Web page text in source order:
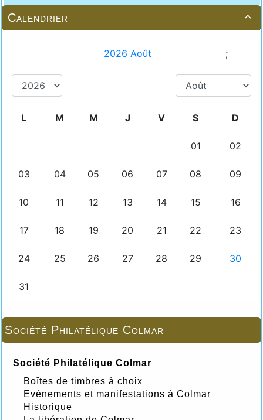

Calendrier
Société Philatélique Colmar
Société Philatélique Colmar
Boîtes de timbres à choix
Evénements et manifestations à Colmar
Historique